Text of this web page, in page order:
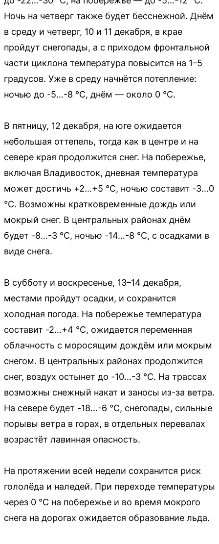
Ночь на четверг также будет бесснежной. Днём
в среду и четверг, 10 и 11 декабря, в крае
пройдут снегопады, а с приходом фронтальной
части циклона температура повысится на 1–5
градусов. Уже в среду начнётся потепление:
ночью до -5…-8 °C, днём — около 0 °C.
В пятницу, 12 декабря, на юге ожидается
небольшая оттепель, тогда как в центре и на
севере края продолжится снег. На побережье,
включая Владивосток, дневная температура
может достичь +2…+5 °C, ночью составит -3…0
°C. Возможны кратковременные дождь или
мокрый снег. В центральных районах днём
будет -8…-3 °C, ночью -14…-8 °C, с осадками в
виде снега.
В субботу и воскресенье, 13–14 декабря,
местами пройдут осадки, и сохранится
холодная погода. На побережье температура
составит -2…+4 °C, ожидается переменная
облачность с моросящим дождём или мокрым
снегом. В центральных районах продолжится
снег, воздух остынет до -10…-3 °C. На трассах
возможны снежный накат и заносы из-за ветра.
На севере будет -18…-6 °C, снегопады, сильные
порывы ветра в горах, в отдельных перевалах
возрастёт лавинная опасность.
На протяжении всей недели сохранится риск
гололёда и наледей. При переходе температуры
через 0 °C на побережье и во время мокрого
снега на дорогах ожидается образование льда.